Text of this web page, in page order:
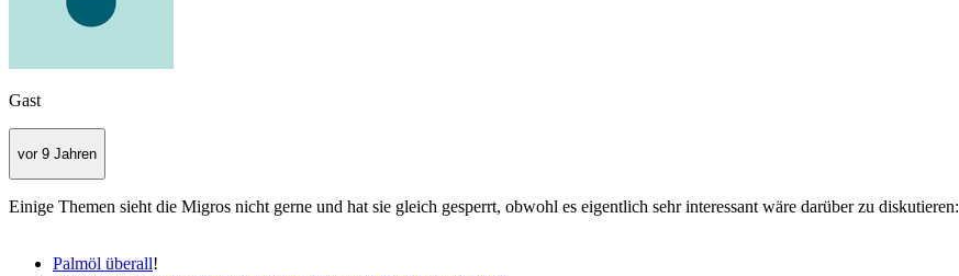
Gast
vor 9 Jahren
Einige Themen sieht die Migros nicht gerne und hat sie gleich gesperrt, obwohl es eigentlich sehr interessant wäre darüber zu diskutieren:
Palmöl überall!